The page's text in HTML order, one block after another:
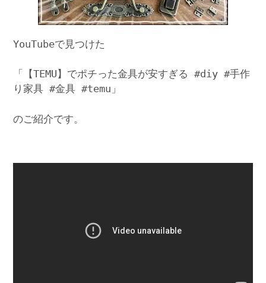
YouTubeで見つけた
「【TEMU】でポチった金具が安すぎる #diy #手作
り家具 #金具 #temu」
のご紹介です。